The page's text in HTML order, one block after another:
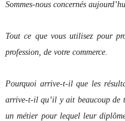
Sommes-nous concernés
Tout ce que vous utilisez pour
profession, de votre commerce.
Pourquoi arrive-t-il que les
arrive-t-il qu’il y ait beaucoup de
un métier pour lequel leur